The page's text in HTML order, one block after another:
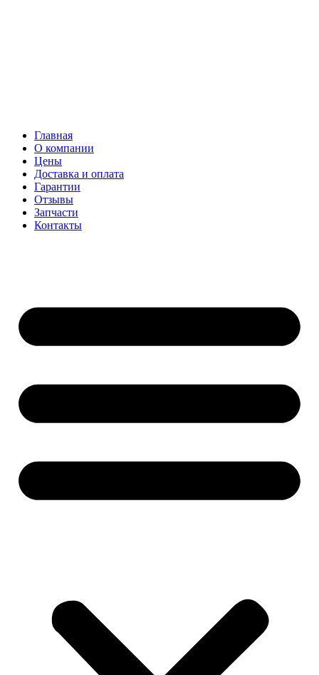
Главная
О компании
Цены
Доставка и оплата
Гарантии
Отзывы
Запчасти
Контакты